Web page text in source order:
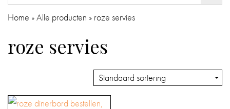
HOME
DE
Home »Alle producten » roze servies
roze servies